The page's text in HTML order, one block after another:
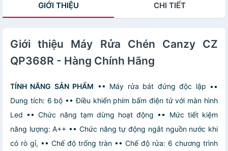
GIỚI THIỆU CHI TIẾT
Giới thiệu Máy Rửa Chén Canzy CZ
QP368R - Hàng Chính Hãng
TÍNH NĂNG SẢN PHẨM •• Máy rửa bát đứng độc lập ••
Dung tích: 6 bộ •• Điều khiển phím bấm điện tử với màn hình
Led •• Chức năng tạm dừng hoạt động •• Mức tiết kiệm
năng lượng: A++ •• Chức năng tự động ngắt nguồn nước khi
có rò gỉ, •• Chế độ trống tràn •• Chế độ rửa: 6 chương trình